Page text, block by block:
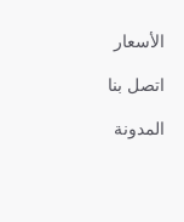
الأسعار
اتصل بنا
المدونة